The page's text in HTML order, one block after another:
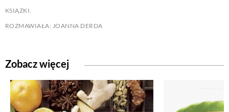
KSIĄŻKI.
ROZMAWIAŁA: JOANNA DERDA
Zobacz więcej